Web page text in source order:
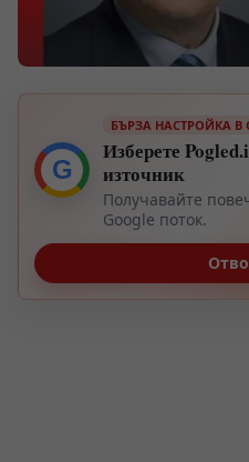
G
БЪРЗА НАСТРОЙКА В
Изберете
източник
Получавайте
Google поток.